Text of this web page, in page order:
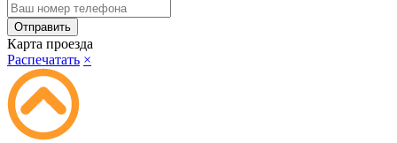
Карта проезда
Распечатать ×